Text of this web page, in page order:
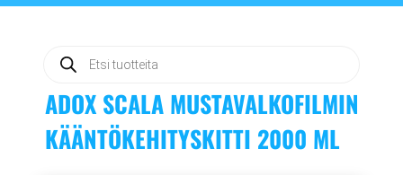
search
ADOX SCALA MUSTAVALKOFILMIN
KÄÄNTÖKEHITYSKITTI 2000 ML